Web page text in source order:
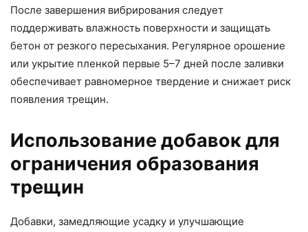
После завершения вибрирования следует
поддерживать влажность поверхности и защищать
бетон от резкого пересыхания. Регулярное орошение
или укрытие пленкой первые 5–7 дней после заливки
обеспечивает равномерное твердение и снижает риск
появления трещин.
Использование добавок для
ограничения образования
трещин
Добавки, замедляющие усадку и улучшающие